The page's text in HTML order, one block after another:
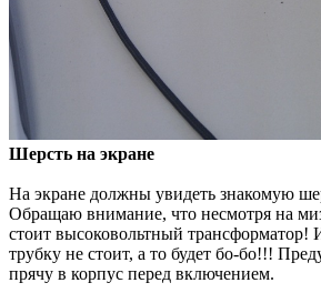
Шерсть на экране
На экране должны увидеть знакомую
Обращаю внимание, что несмотря на
стоит высоковольтный трансформатор!
трубку не стоит, а то будет бо-бо!!!
прячу в корпус перед включением.